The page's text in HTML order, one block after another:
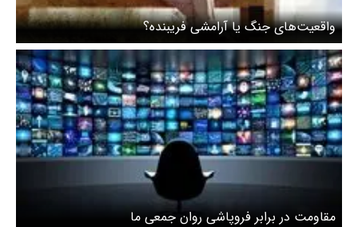
واقعیت‌های جنگ یا آرامشی فریبنده؟
مقاومت در برابر فروپاشی روان جمعی ما